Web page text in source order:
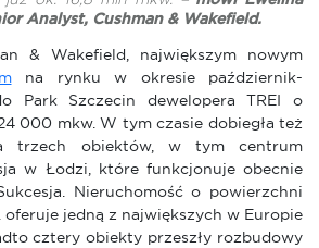
Analyst, Cushman & Wakefield.
& Wakefield, największym nowym
na rynku w okresie październik-
Park Szczecin dewelopera TREI o
000 mkw. W tym czasie dobiegła też
trzech obiektów, w tym centrum
w Łodzi, które funkcjonuje obecnie
Nieruchomość o powierzchni
jedną z największych w Europie
cztery obiekty przeszły rozbudowy